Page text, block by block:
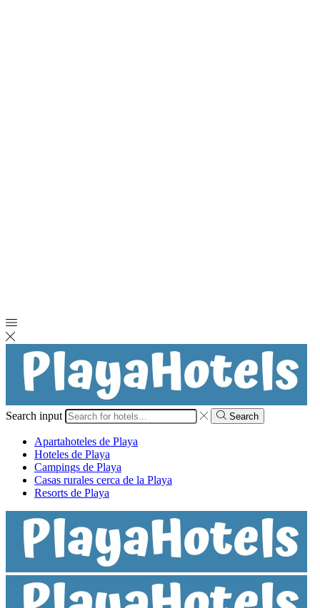
Search input Search
Apartahoteles de Playa
Hoteles de Playa
Campings de Playa
Casas rurales cerca de la Playa
Resorts de Playa